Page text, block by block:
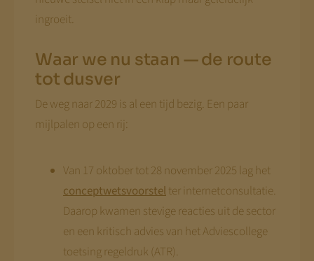
ingroeit.
Waar we nu staan — de route
tot dusver
De weg naar 2029 is al een tijd bezig. Een paar
mijlpalen op een rij:
Van 17 oktober tot 28 november 2025 lag het
conceptwetsvoorstelter internetconsultatie.
Daarop kwamen stevige reacties uit de sector
en een kritisch advies van het Adviescollege
toetsing regeldruk (ATR).